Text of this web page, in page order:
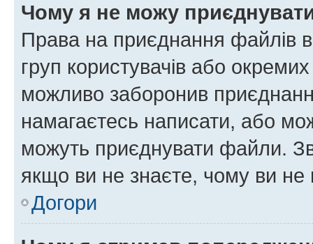
Чому я не можу
Права на приєднання файлів
груп користувачів або
можливо заборонив
намагаєтесь написати, або
можуть приєднувати файли.
якщо ви не знаєте, чому ви
Догори